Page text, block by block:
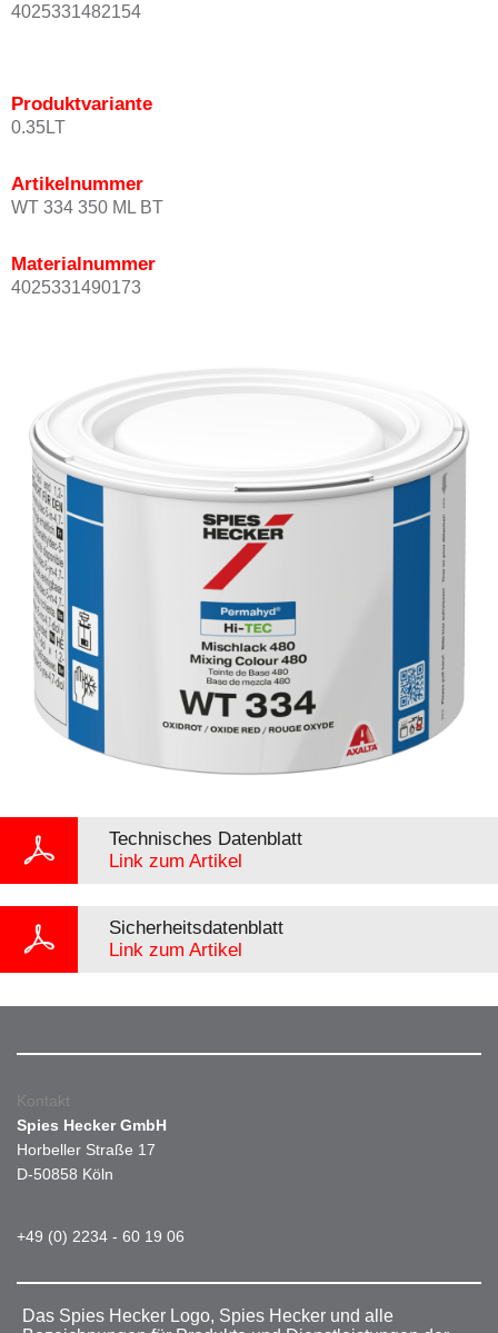
4025331482154
Produktvariante
0.35LT
Artikelnummer
WT 334 350 ML BT
Materialnummer
4025331490173
Technisches Datenblatt
Link zum Artikel
Sicherheitsdatenblatt
Link zum Artikel
Kontakt
Spies Hecker GmbH
Horbeller Straße 17
D-50858 Köln
+49 (0) 2234 - 60 19 06
Das Spies Hecker Logo, Spies Hecker und alle